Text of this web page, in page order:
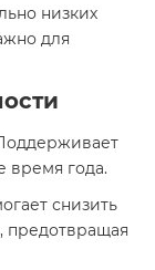
низких
для
время года.​
снизить
предотвращая